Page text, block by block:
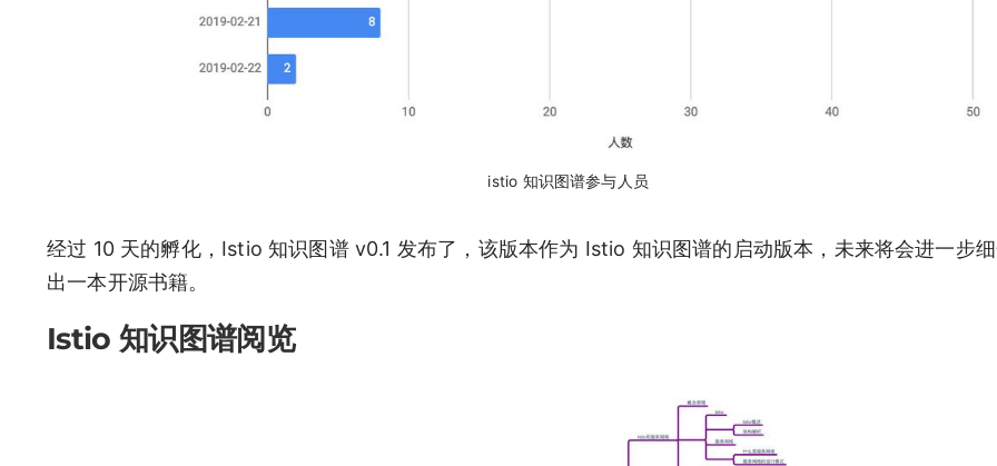
istio 知识图谱参与人员
经过 10 天的孵化，Istio 知识图谱 v0.1 发布了，该版本作为 Istio 知识图谱的启动版本，未来将会进一步
出一本开源书籍。
Istio 知识图谱阅览